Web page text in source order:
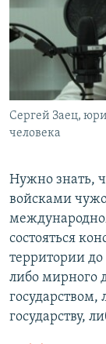
Сергей Заец,
человека
Нужно знать,
войсками
состояться
территории до
либо мирного
государству,